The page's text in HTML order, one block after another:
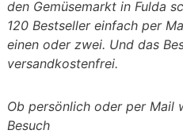
den Gemüsemarkt in Fulda
120 Bestseller einfach per
einen oder zwei. Und das
versandkostenfrei.
Ob persönlich oder per Mail
Besuch